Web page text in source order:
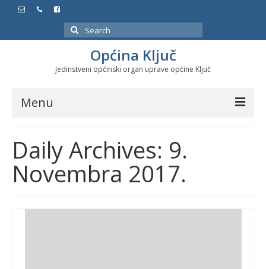
Search
for:
Općina Ključ
Jedinstveni općinski organ uprave općine Ključ
Menu
Službeni glasnici
Javne nabavke
Značajni datumi i manifestacije
Daily Archives: 9.
Novembra 2017.